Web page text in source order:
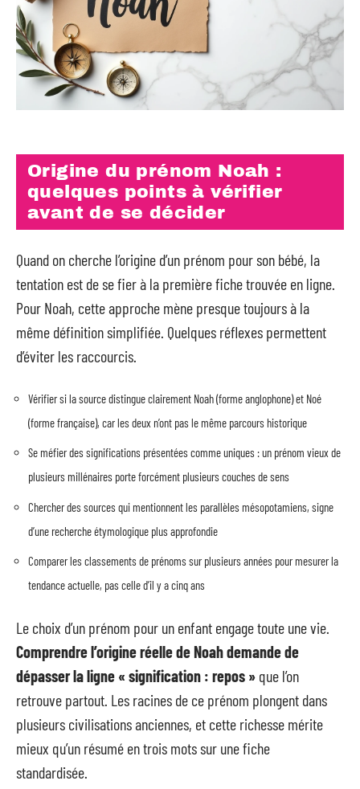
Origine du prénom Noah :
quelques points à vérifier
avant de se décider
Quand on cherche l’origine d’un prénom pour son bébé, la
tentation est de se fier à la première fiche trouvée en ligne.
Pour Noah, cette approche mène presque toujours à la
même définition simplifiée. Quelques réflexes permettent
d’éviter les raccourcis.
Vérifier si la source distingue clairement Noah (forme anglophone) et Noé
(forme française), car les deux n’ont pas le même parcours historique
Se méfier des significations présentées comme uniques : un prénom vieux de
plusieurs millénaires porte forcément plusieurs couches de sens
Chercher des sources qui mentionnent les parallèles mésopotamiens, signe
d’une recherche étymologique plus approfondie
Comparer les classements de prénoms sur plusieurs années pour mesurer la
tendance actuelle, pas celle d’il y a cinq ans
Le choix d’un prénom pour un enfant engage toute une vie.
Comprendre l’origine réelle de Noah demande de
dépasser la ligne « signification : repos » que l’on
retrouve partout. Les racines de ce prénom plongent dans
plusieurs civilisations anciennes, et cette richesse mérite
mieux qu’un résumé en trois mots sur une fiche
standardisée.